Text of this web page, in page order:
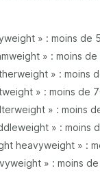
» : moins de
» : moins de
» : moins
» : moins de
» : moins
» : moins
heavyweight » :
» : moins de